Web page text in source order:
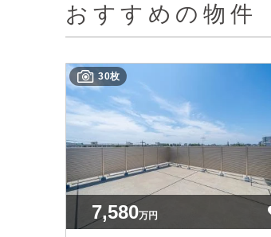
おすすめの物件
30枚
7,580万円